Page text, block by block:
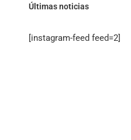
Últimas noticias
[instagram-feed feed=2]